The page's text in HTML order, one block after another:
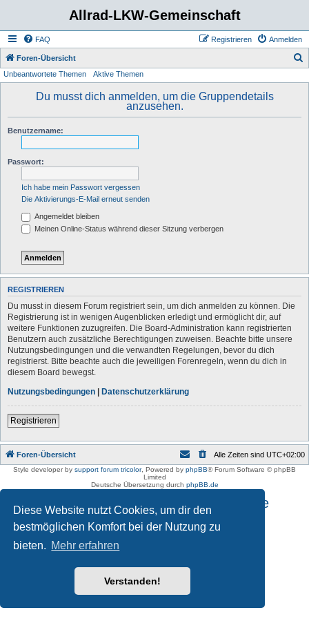
Diese Website nutzt Cookies, um dir den
bestmöglichen Komfort bei der Nutzung zu
bieten. Mehr erfahren
Verstanden!
Allrad-LKW-Gemeinschaft
FAQ Anmelden
Registrieren
Foren-Übersicht
Unbeantwortete Themen Aktive Themen
Du musst dich anmelden, um die Gruppendetails
anzusehen.
Benutzername:
Passwort:
Ich habe mein Passwort vergessen
Die Aktivierungs-E-Mail erneut senden
Angemeldet bleiben
Meinen Online-Status während dieser Sitzung verbergen
REGISTRIEREN
Du musst in diesem Forum registriert sein, um dich anmelden zu können. Die
Registrierung ist in wenigen Augenblicken erledigt und ermöglicht dir, auf
weitere Funktionen zuzugreifen. Die Board-Administration kann registrierten
Benutzern auch zusätzliche Berechtigungen zuweisen. Beachte bitte unsere
Nutzungsbedingungen und die verwandten Regelungen, bevor du dich
registrierst. Bitte beachte auch die jeweiligen Forenregeln, wenn du dich in
diesem Board bewegst.
Nutzungsbedingungen | Datenschutzerklärung
Registrieren
Foren-Übersicht Alle Zeiten sind UTC+02:00
Style developer by support forum tricolor, Powered by phpBB® Forum Software © phpBB
Limited
Deutsche Übersetzung durch phpBB.de
Impressum und Datenschutzhinweise